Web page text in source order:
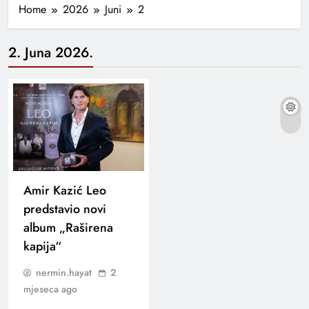
Home 2026 Juni 2
2. Juna 2026.
Amir Kazić Leo
predstavio novi
album „Raširena
kapija“
nermin.hayat
2
mjeseca ago